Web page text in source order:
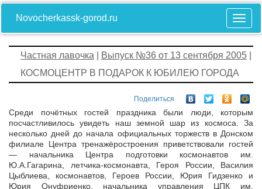
Novocherkassk-gorod.ru
Частная лавочка Выпуск №36 от 13 сентября 2005
КОСМОЦЕНТР В ПОДАРОК К ЮБИЛЕЮ ГОРОДА
Поделиться
Среди почётных гостей праздника были люди, которым
посчастливилось увидеть наш земной шар из космоса. За
несколько дней до начала официальных торжеств в Донском
филиале Центра тренажёростроения приветствовали гостей
— начальника Центра подготовки космонавтов им.
Ю.А.Гагарина, летчика-космонавта, Героя России, Василия
Цыблиева, космонавтов, Героев России, Юрия Гидзенко и
Юрия Онуфриенко, начальника управления ЦПК им.